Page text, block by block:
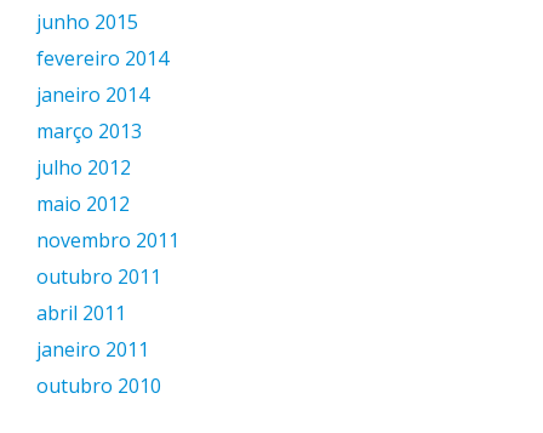
junho 2015
fevereiro 2014
janeiro 2014
março 2013
julho 2012
maio 2012
novembro 2011
outubro 2011
abril 2011
janeiro 2011
outubro 2010